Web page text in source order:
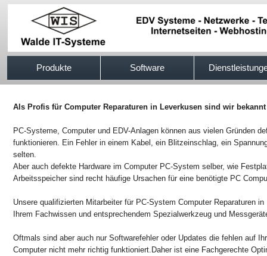
Produkte Software
Als Profis für Computer Reparaturen in Leverkusen sind wir bekannt
PC-Systeme, Computer und EDV-Anlagen können aus vielen Gründen
funktionieren. Ein Fehler in einem Kabel, ein Blitzeinschlag, ein
selten.
Aber auch defekte Hardware im Computer PC-System selber, wie
Arbeitsspeicher sind recht häufige Ursachen für eine benötigte PC
Unsere qualifizierten Mitarbeiter für PC-System Computer Reparaturen
Ihrem Fachwissen und entsprechendem Spezialwerkzeug und
Oftmals sind aber auch nur Softwarefehler oder Updates die fehlen auf
Computer nicht mehr richtig funktioniert.Daher ist eine Fachgerechte